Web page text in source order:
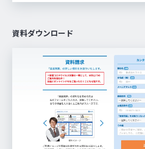
資料ダウンロード